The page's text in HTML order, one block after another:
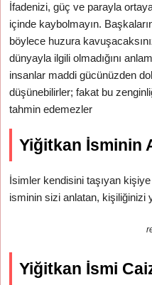
İfadenizi, güç ve parayla
içinde kaybolmayın.
böylece huzura
dünyayla ilgili olmadığını
insanlar maddi gücünüzden
düşünebilirler; fakat bu
tahmin edemezler
Yiğitkan İsminin
İsimler kendisini taşıyan
isminin sizi anlatan, kişiliğinizi
Yiğitkan İsmi